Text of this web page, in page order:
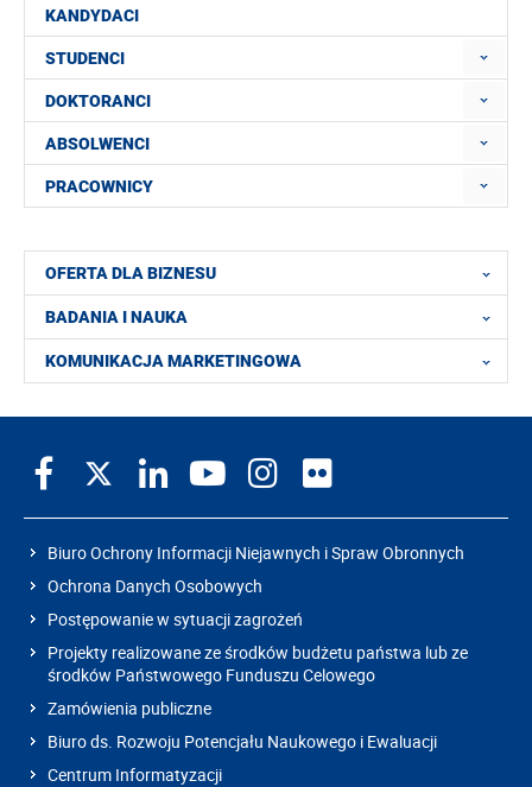
KANDYDACI
STUDENCI
DOKTORANCI
ABSOLWENCI
PRACOWNICY
OFERTA DLA BIZNESU
BADANIA I NAUKA
KOMUNIKACJA MARKETINGOWA
Biuro Ochrony Informacji Niejawnych i Spraw Obronnych
Ochrona Danych Osobowych
Postępowanie w sytuacji zagrożeń
Projekty realizowane ze środków budżetu państwa lub ze
środków Państwowego Funduszu Celowego
Zamówienia publiczne
Biuro ds. Rozwoju Potencjału Naukowego i Ewaluacji
Centrum Informatyzacji